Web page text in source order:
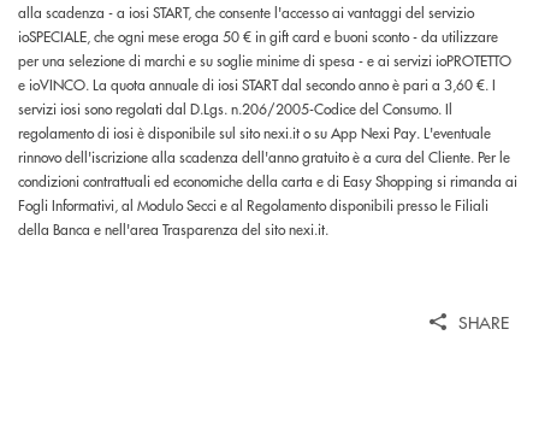
alla scadenza - a iosi START, che consente l'accesso ai vantaggi del servizio
ioSPECIALE, che ogni mese eroga 50 € in gift card e buoni sconto - da utilizzare
per una selezione di marchi e su soglie minime di spesa - e ai servizi ioPROTETTO
e ioVINCO. La quota annuale di iosi START dal secondo anno è pari a 3,60 €. I
servizi iosi sono regolati dal D.Lgs. n.206/2005-Codice del Consumo. Il
regolamento di iosi è disponibile sul sito nexi.it o su App Nexi Pay. L'eventuale
rinnovo dell'iscrizione alla scadenza dell'anno gratuito è a cura del Cliente. Per le
condizioni contrattuali ed economiche della carta e di Easy Shopping si rimanda ai
Fogli Informativi, al Modulo Secci e al Regolamento disponibili presso le Filiali
della Banca e nell'area Trasparenza del sito nexi.it.
SHARE